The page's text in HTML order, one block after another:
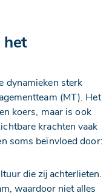
het
dynamieken sterk
(MT). Het
koers, maar is ook
krachten vaak
soms beïnvloed door:
die zij achterlieten.
waardoor niet alles